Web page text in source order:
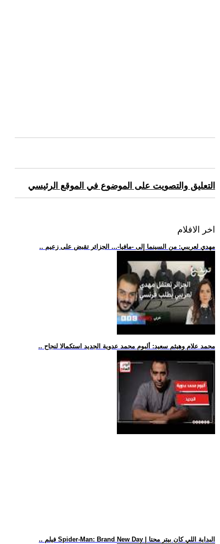
التعليق والتصويت على الموضوع في الموقع الرئيسي
اخر الافلام
.. مهدي لعريبي: من السينما إلى -مافيا-... الجزائر تقبض على زعيم
.. محمد علام وهيثم سعيد: ألبوم محمد عدوية الجديد استكمالا لنجاح
.. فيلم Spider-Man: Brand New Day | البداية اللي كان بيتر محتا